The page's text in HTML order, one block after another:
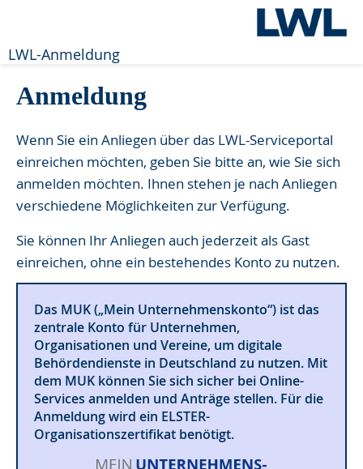
LWL-Anmeldung
Anmeldung
Wenn Sie ein Anliegen über das LWL-Serviceportal
einreichen möchten, geben Sie bitte an, wie Sie sich
anmelden möchten. Ihnen stehen je nach Anliegen
verschiedene Möglichkeiten zur Verfügung.
Sie können Ihr Anliegen auch jederzeit als Gast
einreichen, ohne ein bestehendes Konto zu nutzen.
Das MUK („Mein Unternehmenskonto“) ist das
zentrale Konto für Unternehmen,
Organisationen und Vereine, um digitale
Behördendienste in Deutschland zu nutzen. Mit
dem MUK können Sie sich sicher bei Online-
Services anmelden und Anträge stellen. Für die
Anmeldung wird ein ELSTER-
Organisationszertifikat benötigt.